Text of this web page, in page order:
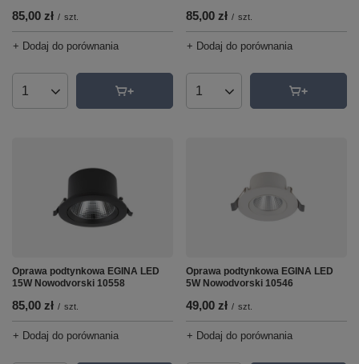
85,00 zł / szt.
+ Dodaj do porównania
Ilość produktów
85,00 zł / szt.
+ Dodaj do porównania
Ilość produktów
Oprawa podtynkowa EGINA LED
15W Nowodvorski 10558
85,00 zł / szt.
+ Dodaj do porównania
Oprawa podtynkowa EGINA LED
5W Nowodvorski 10546
49,00 zł / szt.
+ Dodaj do porównania